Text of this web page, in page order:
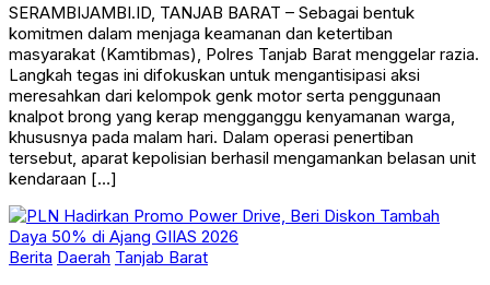
SERAMBIJAMBI.ID, TANJAB BARAT – Sebagai bentuk
komitmen dalam menjaga keamanan dan ketertiban
masyarakat (Kamtibmas), Polres Tanjab Barat menggelar razia.
Langkah tegas ini difokuskan untuk mengantisipasi aksi
meresahkan dari kelompok genk motor serta penggunaan
knalpot brong yang kerap mengganggu kenyamanan warga,
khususnya pada malam hari. Dalam operasi penertiban
tersebut, aparat kepolisian berhasil mengamankan belasan unit
kendaraan […]
Berita Daerah Tanjab Barat